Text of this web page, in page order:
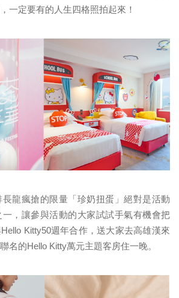
一定要有的人生四格照拍起來！
龍瘋搶的限量「珍奶扭蛋」絕對是活動
，讓參與活動的大家試試手氣有機會把
Kitty50週年合作，送大家去高雄漢來
名的Hello Kitty萬元主題客房住一晚。